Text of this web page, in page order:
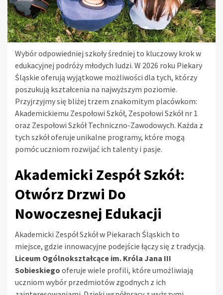
Wybór odpowiedniej szkoły średniej to kluczowy krok w
edukacyjnej podróży młodych ludzi. W 2026 roku Piekary
Śląskie oferują wyjątkowe możliwości dla tych, którzy
poszukują kształcenia na najwyższym poziomie.
Przyjrzyjmy się bliżej trzem znakomitym placówkom:
Akademickiemu Zespołowi Szkół, Zespołowi Szkół nr 1
oraz Zespołowi Szkół Techniczno-Zawodowych. Każda z
tych szkół oferuje unikalne programy, które mogą
pomóc uczniom rozwijać ich talenty i pasje.
Akademicki Zespół Szkół:
Otwórz Drzwi Do
Nowoczesnej Edukacji
Akademicki Zespół Szkół w Piekarach Śląskich to
miejsce, gdzie innowacyjne podejście łączy się z tradycją.
Liceum Ogólnokształcące im. Króla Jana III
Sobieskiego oferuje wiele profili, które umożliwiają
uczniom wybór przedmiotów zgodnych z ich